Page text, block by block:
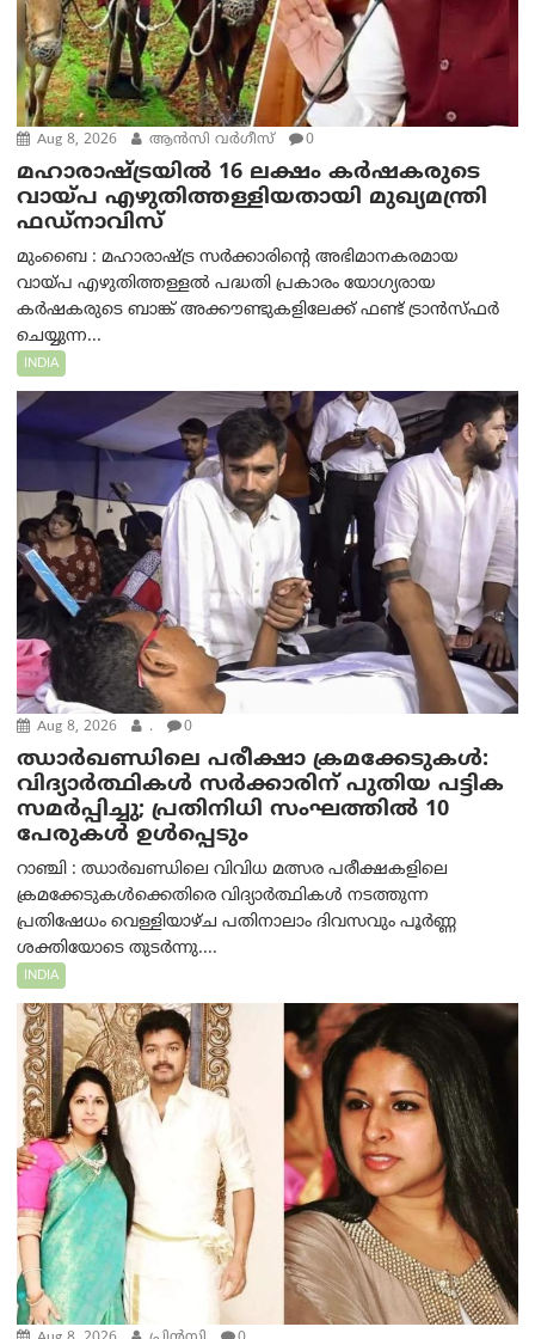
Aug 8, 2026 ആന്‍സി വര്‍ഗീസ് 0
മഹാരാഷ്ട്രയിൽ 16 ലക്ഷം കർഷകരുടെ
വായ്പ എഴുതിത്തള്ളിയതായി മുഖ്യമന്ത്രി
ഫഡ്‌നാവിസ്
മുംബൈ : മഹാരാഷ്ട്ര സർക്കാരിന്റെ അഭിമാനകരമായ
വായ്പ എഴുതിത്തള്ളൽ പദ്ധതി പ്രകാരം യോഗ്യരായ
കർഷകരുടെ ബാങ്ക് അക്കൗണ്ടുകളിലേക്ക് ഫണ്ട് ട്രാൻസ്ഫർ
ചെയ്യുന്ന...
INDIA
Aug 8, 2026 . 0
ഝാര്‍ഖണ്ഡിലെ പരീക്ഷാ ക്രമക്കേടുകള്‍:
വിദ്യാർത്ഥികൾ സർക്കാരിന് പുതിയ പട്ടിക
സമർപ്പിച്ചു; പ്രതിനിധി സംഘത്തിൽ 10
പേരുകൾ ഉൾപ്പെടും
റാഞ്ചി : ഝാർഖണ്ഡിലെ വിവിധ മത്സര പരീക്ഷകളിലെ
ക്രമക്കേടുകൾക്കെതിരെ വിദ്യാർത്ഥികൾ നടത്തുന്ന
പ്രതിഷേധം വെള്ളിയാഴ്ച പതിനാലാം ദിവസവും പൂർണ്ണ
ശക്തിയോടെ തുടർന്നു....
INDIA